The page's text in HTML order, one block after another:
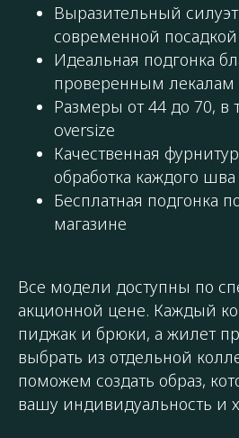
Выразительный силуэт
современной посадкой
Идеальная подгонка
проверенным лекалам
Размеры от 44 до 70,
oversize
Качественная
обработка каждого шва
Бесплатная подгонка
магазине
Все модели доступны по
акционной цене. Каждый
пиджак и брюки, а жилет
выбрать из отдельной
поможем создать образ,
вашу индивидуальность и